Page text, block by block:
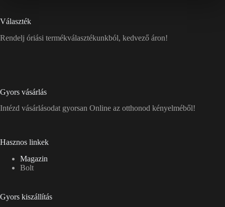
Választék
Rendelj óriási termékválasztékunkból, kedvező áron!
Gyors vásárlás
Intézd vásárlásodat gyorsan Online az otthonod kényelméből!
Hasznos linkek
Magazin
Bolt
Gyors kiszállítás